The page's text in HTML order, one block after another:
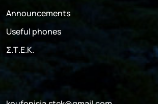
Announcements
Useful phones
Σ.Τ.Ε.Κ.